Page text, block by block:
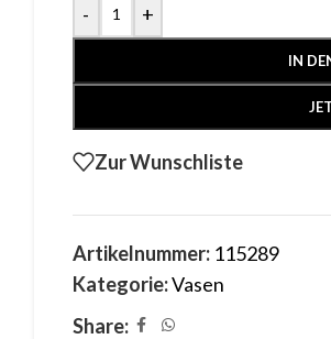
- +
IN
Zur Wunschliste
Artikelnummer: 115289
Kategorie:Vasen
Share: